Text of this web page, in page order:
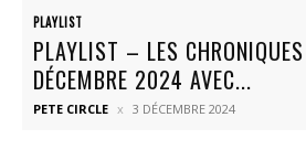
PLAYLIST
PLAYLIST – LES
DÉCEMBRE 2024 AVEC...
PETE CIRCLE 3 DÉCEMBRE 2024